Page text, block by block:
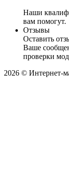
Наши
вам помогут.
Отзывы
Оставить
Ваше
проверки
2026 © Интернет-